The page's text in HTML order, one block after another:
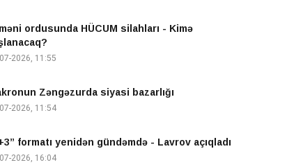
ordusunda HÜCUM silahları - Kimə
2026, 11:55
Zəngəzurda siyasi bazarlığı
2026, 11:54
formatı yenidən gündəmdə - Lavrov açıqladı
2026, 16:04